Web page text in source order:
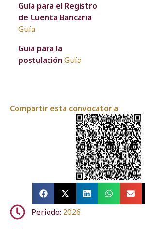
Guía para el Registro
de Cuenta Bancaria
Guía
Guía para la
postulación Guía
Compartir esta convocatoria
Periodo: 2026.